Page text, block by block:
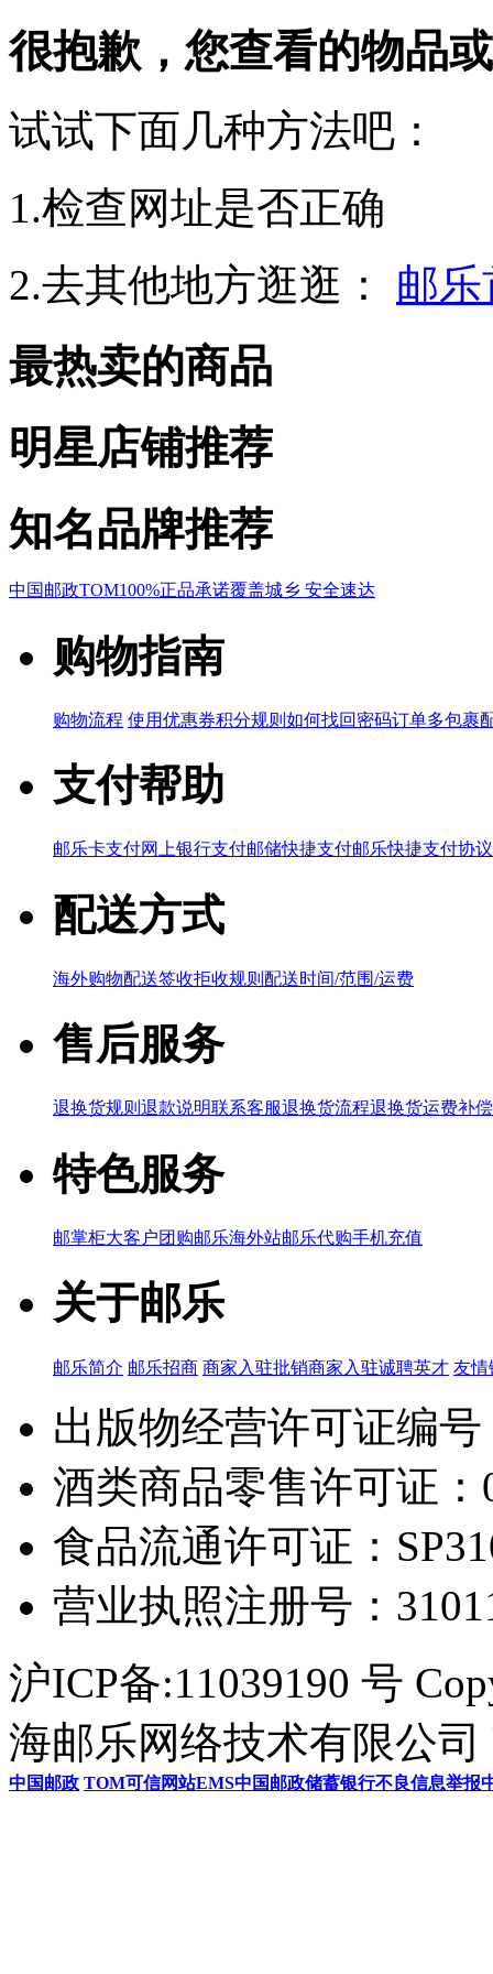
很抱歉，您查看的物品
试试下面几种方法吧：
1.检查网址是否正确
2.去其他地方逛逛：
邮
最热卖的商品
明星店铺推荐
知名品牌推荐
中国邮政TOM100%正品承诺覆盖城乡 安全速达
购物指南
购物流程 使用优惠券积分规则 如何找回密码订单多包裹
支付帮助
邮乐卡支付网上银行支付邮储快捷支付邮乐快捷支付协议
配送方式
海外购物配送签收拒收规则 配送时间/范围/运费
售后服务
退换货规则 退款说明联系客服退换货流程退换货运费补
特色服务
邮掌柜大客户团购邮乐海外站邮乐代购手机充值
关于邮乐
邮乐简介 邮乐招商 商家入驻批销商家入驻诚聘英才 友情
出版物经营许可证编
酒类商品零售许可证：
食品流通许可证：
营业执照注册号：
沪ICP备:11039190 号
海邮乐网络技术有限公司
中国邮政 TOM可信网站EMS中国邮政储蓄银行不良信息举报